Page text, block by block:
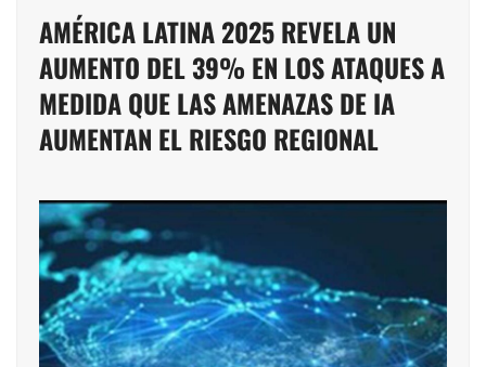
AMÉRICA LATINA 2025 REVELA UN
AUMENTO DEL 39% EN LOS ATAQUES A
MEDIDA QUE LAS AMENAZAS DE IA
AUMENTAN EL RIESGO REGIONAL